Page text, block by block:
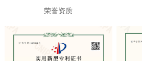
荣誉资质